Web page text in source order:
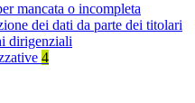
mancata o incompleta
dei dati da parte dei titolari
dirigenziali
4